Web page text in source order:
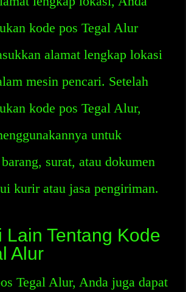
kode pos Tegal Alur
alamat lengkap lokasi
mesin pencari. Setelah
kode pos Tegal Alur,
untuk
surat, atau dokumen
kurir atau jasa pengiriman.
Lain Tentang Kode
Alur
Tegal Alur, Anda juga dapat